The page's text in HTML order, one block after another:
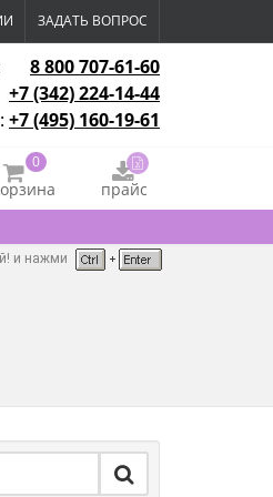
ЗАДАТЬ ВОПРОС
8 800 707-61-60
+7 (342) 224-14-44
+7 (495) 160-19-61
0
прайс
и нажми